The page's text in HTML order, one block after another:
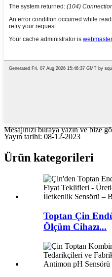
Mesajınızı buraya yazın ve bize
Yayın tarihi: 08-12-2023
Ürün kategorileri
Toptan Çin
Ölçüm Cihazı...